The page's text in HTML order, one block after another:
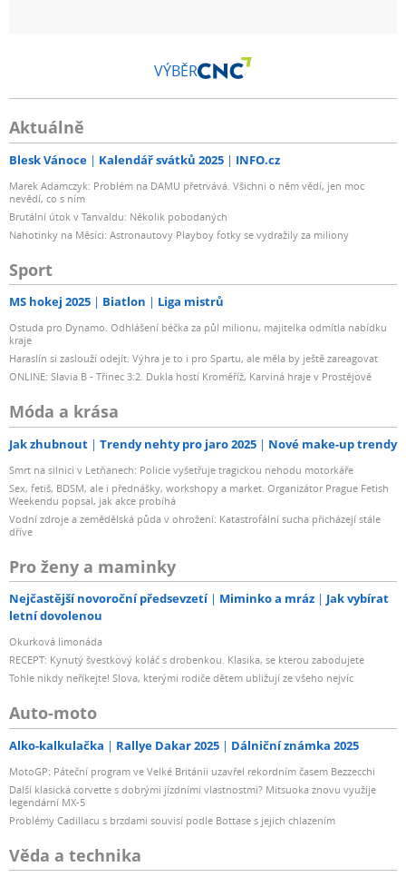
VÝBĚR
Aktuálně
Blesk Vánoce Kalendář svátků 2025 INFO.cz
Marek Adamczyk: Problém na DAMU přetrvává. Všichni o něm vědí, jen moc
nevědí, co s ním
Brutální útok v Tanvaldu: Několik pobodaných
Nahotinky na Měsíci: Astronautovy Playboy fotky se vydražily za miliony
Sport
MS hokej 2025 Biatlon Liga mistrů
Ostuda pro Dynamo. Odhlášení béčka za půl milionu, majitelka odmítla nabídku
kraje
Haraslín si zaslouží odejít. Výhra je to i pro Spartu, ale měla by ještě zareagovat
ONLINE: Slavia B - Třinec 3:2. Dukla hostí Kroměříž, Karviná hraje v Prostějově
Móda a krása
Jak zhubnout Trendy nehty pro jaro 2025 Nové make-up trendy
Smrt na silnici v Letňanech: Policie vyšetřuje tragickou nehodu motorkáře
Sex, fetiš, BDSM, ale i přednášky, workshopy a market. Organizátor Prague Fetish
Weekendu popsal, jak akce probíhá
Vodní zdroje a zemědělská půda v ohrožení: Katastrofální sucha přicházejí stále
dříve
Pro ženy a maminky
Nejčastější novoroční předsevzetí Miminko a mráz
Jak vybírat
letní dovolenou
Okurková limonáda
RECEPT: Kynutý švestkový koláč s drobenkou. Klasika, se kterou zabodujete
Tohle nikdy neříkejte! Slova, kterými rodiče dětem ubližují ze všeho nejvíc
Auto-moto
Alko-kalkulačka Rallye Dakar 2025 Dálniční známka 2025
MotoGP: Páteční program ve Velké Británii uzavřel rekordním časem Bezzecchi
Další klasická corvette s dobrými jízdními vlastnostmi? Mitsuoka znovu využije
legendární MX-5
Problémy Cadillacu s brzdami souvisí podle Bottase s jejich chlazením
Věda a technika